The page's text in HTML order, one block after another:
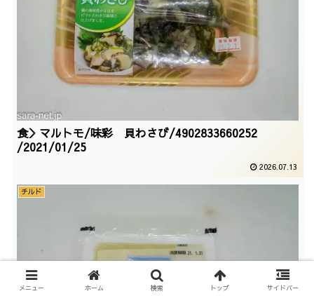
食＞マルトモ/味彩 貝わさび/4902833660252
/2021/01/25
2026.07.13
チルド
メニュー ホーム 検索 トップ サイドバー